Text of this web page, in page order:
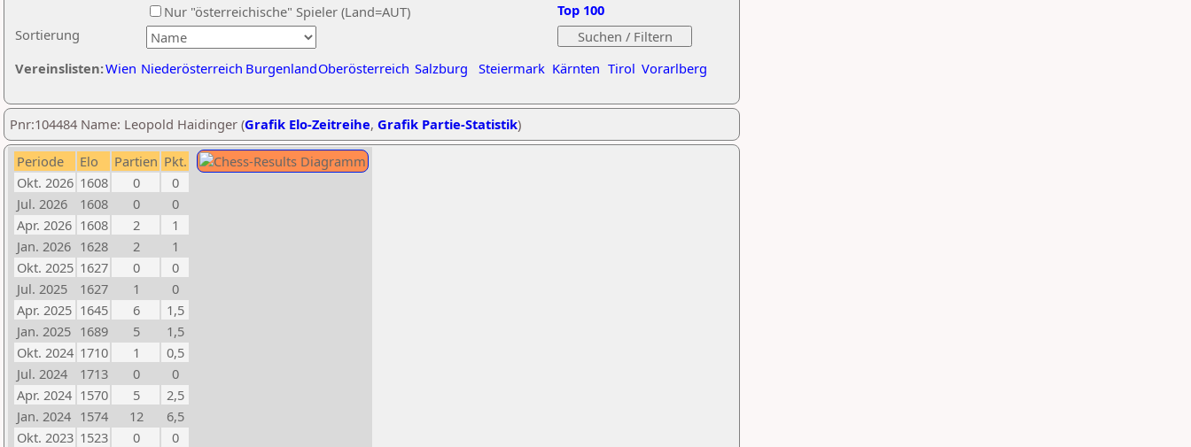
Sortierung
Nur "österreichische" Spieler (Land=AUT)
Vereinslisten:Wien Niederösterreich BurgenlandOberösterreich Salzburg Steiermark Kärnten Tirol Vorarlberg
Top 100
Pnr:104484 Name: Leopold Haidinger (Grafik Elo-Zeitreihe, Grafik Partie-Statistik)
Periode Elo Partien Pkt.
Okt. 2026 1608 0
0
Jul. 2026
1608 0
0
Apr. 2026 1608 2
1
Jan. 2026 1628 2
1
Okt. 2025 1627 0
0
Jul. 2025
1627 1
0
Apr. 2025 1645 6
1,5
Jan. 2025 1689 5
1,5
Okt. 2024 1710 1
0,5
Jul. 2024
1713 0
0
Apr. 2024 1570 5
2,5
Jan. 2024 1574 12
6,5
Okt. 2023 1523 0
0